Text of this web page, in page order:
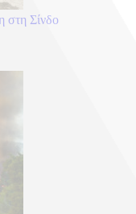
στη Σίνδο